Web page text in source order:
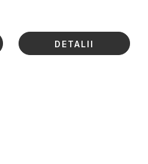
DETALII